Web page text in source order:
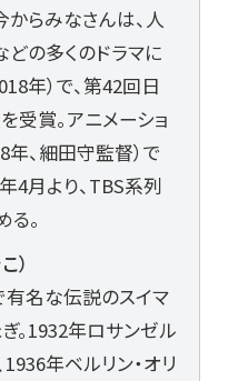
からみなさんは、人
どの多くのドラマに
年）で、第42回日
受賞。アニメーショ
年、細田守監督）で
4月より、TBS系列
。
）
有名な伝説のスイマ
。1932年ロサンゼル
1936年ベルリン・オリ